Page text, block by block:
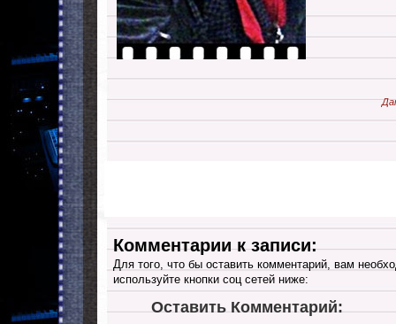
Комментарии к записи:
Для того, что бы оставить комментарий, вам
используйте кнопки соц сетей ниже:
Оставить Комментарий: